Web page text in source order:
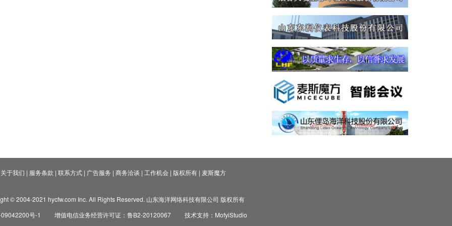
关于我们 | 服务条款 | 联系方式| 广告服务 | 商务洽谈 | 工作机会| 版权所有| 麦斯魔方
© 2004-2021 hycfw.com Inc. All Rights Reserved. 山东海洋网络科技有限公司 版权所有
号-1
增值电信业务经营许可证：鲁B2-20120067 技术支持：MofyiStudio